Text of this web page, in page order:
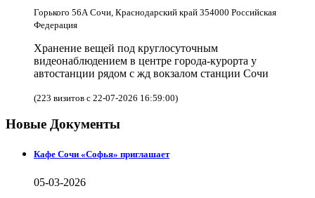
Горького 56А Сочи, Краснодарский край 354000 Российская
Федерация
Хранение вещей под круглосуточным
видеонаблюдением в центре города-курорта у
автостанции рядом с жд вокзалом станции Сочи
(223 визитов с 22-07-2026 16:59:00)
Новые Документы
Кафе Сочи «Софья» приглашает
05-03-2026